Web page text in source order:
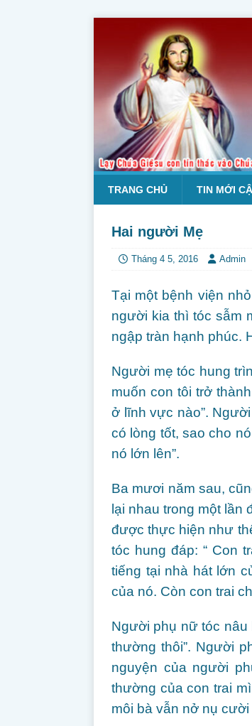
TRANG CHỦ TIN MỚI
Hai người Mẹ
Tháng 4 5, 2016 Admin
Tại một bệnh viện
người kia thì tóc sẫm
ngập tràn hạnh phúc.
Người mẹ tóc hung
muốn con tôi trở
ở lĩnh vực nào”.
có lòng tốt, sao cho
nó lớn lên”.
Ba mươi năm sau,
lại nhau trong một
được thực hiện như
tóc hung đáp: “ Con
tiếng tại nhà hát lớn
của nó. Còn con trai
Người phụ nữ tóc nâu
thường thôi”. Người
nguyện của người
thường của con trai
môi bà vẫn nở nụ cười